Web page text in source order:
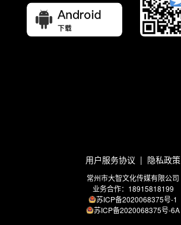
用户服务协议 | 隐私政策
常州市大智文化传媒有限公司
业务合作：18915818199
苏ICP备2020068375号-1
苏ICP备2020068375号-6A